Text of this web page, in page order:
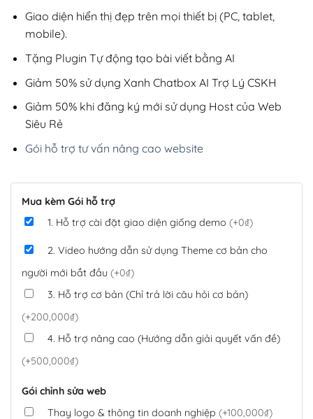
Giao diện hiển thị đẹp trên mọi thiết bị (PC, tablet,
mobile).
Tặng Plugin Tự động tạo bài viết bằng AI
Giảm 50% sử dụng Xanh Chatbox AI Trợ Lý CSKH
Giảm 50% khi đăng ký mới sử dụng Host của Web
Siêu Rẻ
Gói hỗ trợ tư vấn nâng cao website
Mua kèm Gói hỗ trợ
1. Hỗ trợ cài đặt giao diện giống demo (+0₫)
2. Video hướng dẫn sử dụng Theme cơ bản cho
người mới bắt đầu (+0₫)
3. Hỗ trợ cơ bản (Chỉ trả lời câu hỏi cơ bản)
(+200,000₫)
4. Hỗ trợ nâng cao (Hướng dẫn giải quyết vấn đề)
(+500,000₫)
Gói chỉnh sửa web
Thay logo & thông tin doanh nghiệp (+100,000₫)